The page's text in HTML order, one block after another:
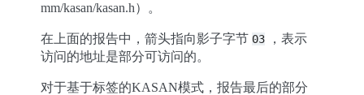
mm/kasan/kasan.h）。
在上面的报告中，箭头指向影子字节 03 ，表示
访问的地址是部分可访问的。
对于基于标签的KASAN模式，报告最后的部分